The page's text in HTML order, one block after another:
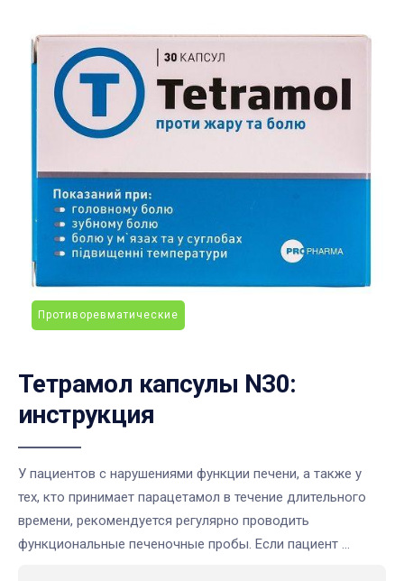
Противоревматические
Тетрамол капсулы N30:
инструкция
У пациентов с нарушениями функции печени, а также у
тех, кто принимает парацетамол в течение длительного
времени, рекомендуется регулярно проводить
функциональные печеночные пробы. Если пациент ...